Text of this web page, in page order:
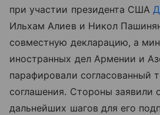
при участии президента США
Ильхам Алиев и Никол
совместную декларацию, а
иностранных дел Армении и
парафировали согласованный
соглашения. Стороны заявили
дальнейших шагов для его